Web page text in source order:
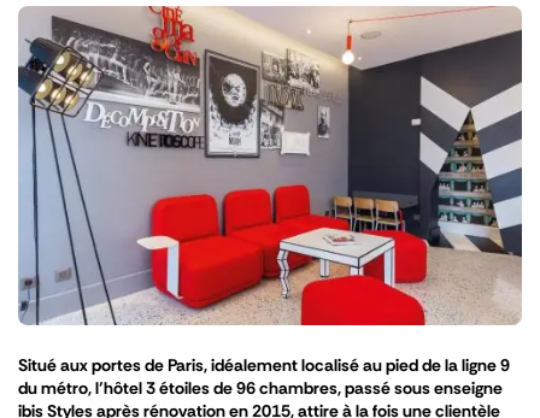
Situé aux portes de Paris, idéalement localisé au pied de la ligne 9
du métro, l’hôtel 3 étoiles de 96 chambres, passé sous enseigne
ibis Styles après rénovation en 2015, attire à la fois une clientèle